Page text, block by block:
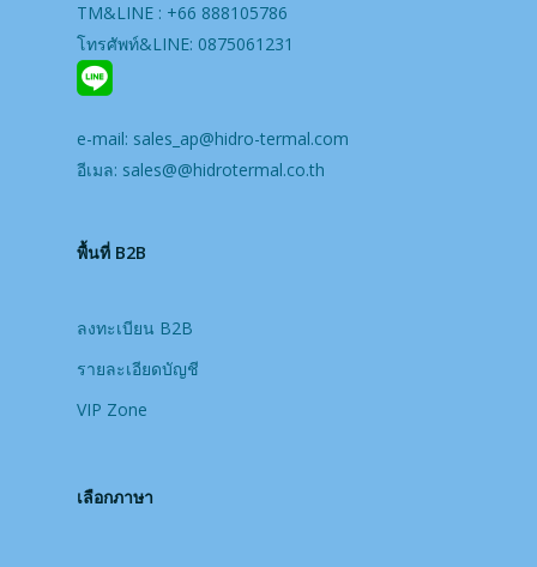
TM&LINE : +66 888105786
โทรศัพท์&LINE: 0875061231
e-mail: sales_ap@hidro-termal.com
อีเมล: sales@@hidrotermal.co.th
พื้นที่ B2B
ลงทะเบียน B2B
รายละเอียดบัญชี
VIP Zone
เลือกภาษา